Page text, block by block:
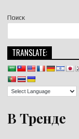
Поиск
TRANSLATE:
В Тренде